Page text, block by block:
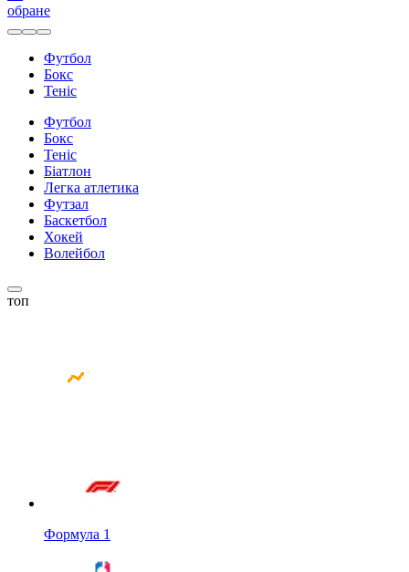
обране
Футбол
Бокс
Теніс
Футбол
Бокс
Теніс
Біатлон
Легка атлетика
Футзал
Баскетбол
Хокей
Волейбол
топ
Формула 1